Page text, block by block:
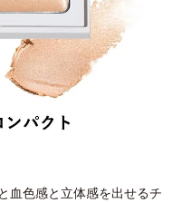
血色感と立体感を出せるチ